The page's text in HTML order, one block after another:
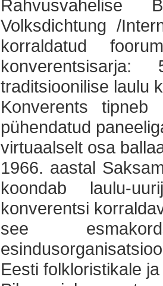
Rahvusvahelise
Volksdichtung /
korraldatud
traditsioonilise laulu
Konverents tipneb
pühendatud
virtuaalselt osa
1966. aastal
koondab laulu-
konverentsi
see
Eesti folkloristikale